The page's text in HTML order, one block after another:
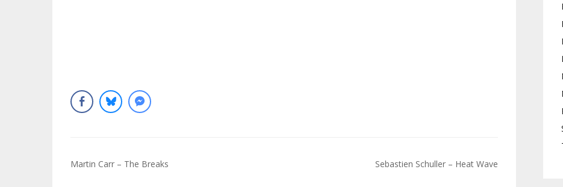
Navigation
Martin Carr – The Breaks Sebastien Schuller – Heat Wave